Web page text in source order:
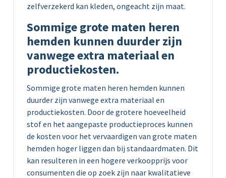
zelfverzekerd kan kleden, ongeacht zijn maat.
Sommige grote maten heren
hemden kunnen duurder zijn
vanwege extra materiaal en
productiekosten.
Sommige grote maten heren hemden kunnen
duurder zijn vanwege extra materiaal en
productiekosten. Door de grotere hoeveelheid
stof en het aangepaste productieproces kunnen
de kosten voor het vervaardigen van grote maten
hemden hoger liggen dan bij standaardmaten. Dit
kan resulteren in een hogere verkoopprijs voor
consumenten die op zoek zijn naar kwalitatieve